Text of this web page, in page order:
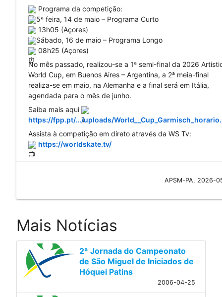
Programa da competição:
5ª feira, 14 de maio – Programa Curto
13h05 (Açores)
Sábado, 16 de maio – Programa Longo
08h25 (Açores)
No mês passado, realizou-se a 1ª semi-final da 2026
World Cup, em Buenos Aires – Argentina, a 2ª meia-final
realiza-se em maio, na Alemanha e a final será em Itália,
agendada para o mês de junho.
Saiba mais aqui
https://fpp.pt/.../uploads/
Assista à competição em direto através da WS Tv:
https://worldskate.tv/
APSM-PA, 2026-
Mais Notícias
2ª Jornada do Campeonato
de São Miguel de Iniciados de
Hóquei Patins
2006-04-25